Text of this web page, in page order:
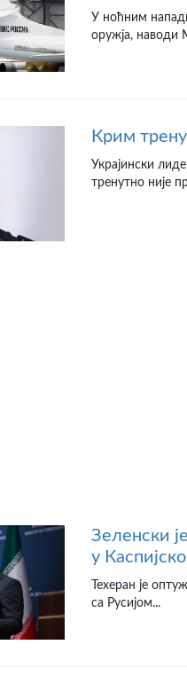
У ноћним
оружја, наводи
Крим
Украјински
тренутно није
Зеленски
у
Техеран је
са Русијом...